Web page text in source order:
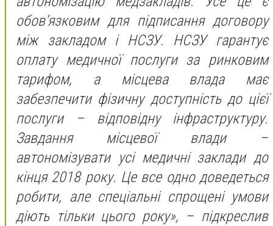
обов’язковим для підписання договору
між закладом і НСЗУ. НСЗУ гарантує
оплату медичної послуги за ринковим
тарифом, а місцева влада має
забезпечити фізичну доступність до цієї
послуги – відповідну інфраструктуру.
Завдання місцевої влади –
автономізувати усі медичні заклади до
кінця 2018 року. Це все одно доведеться
робити, але спеціальні спрощені умови
діють тільки цього року», – підкреслив